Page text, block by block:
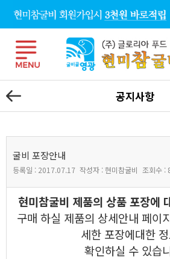
공지사항
굴비 포장안내
등록일 : 2017.07.17 작성자 :현미참굴비 조회수 :
현미참굴비 제품의 상품 포장에
구매 하실 제품의 상세안내 페이
세한 포장에대한
확인하실 수 있습